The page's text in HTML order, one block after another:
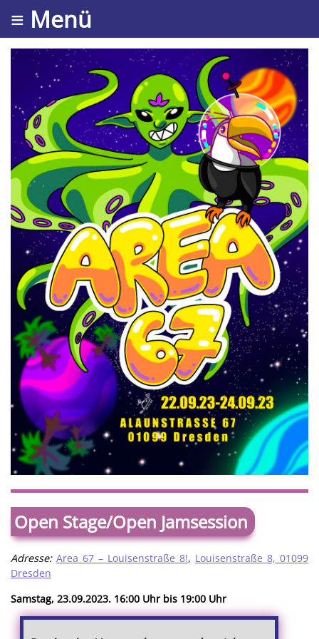
≡ Menü
Open Stage/Open Jamsession
Adresse: Area 67 – Louisenstraße 8!, Louisenstraße 8, 01099
Dresden
Samstag, 23.09.2023. 16:00 Uhr bis 19:00 Uhr